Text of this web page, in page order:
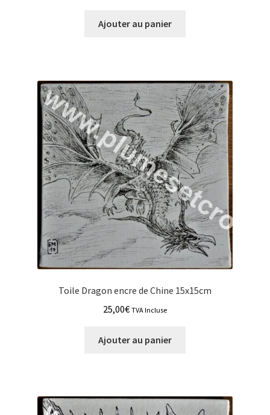
Ajouter au panier
Toile Dragon encre de Chine 15x15cm
25,00€ TVA Incluse
Ajouter au panier